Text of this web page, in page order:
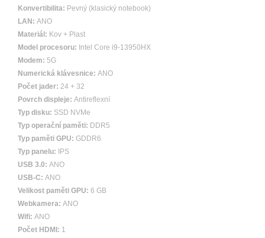
Konvertibilita: Pevný (klasický notebook)
LAN: ANO
Materiál: Kov + Plast
Model procesoru: Intel Core i9-13950HX
Modem: 5G
Numerická klávesnice: ANO
Počet jader: 24 + 32
Povrch displeje: Antireflexní
Typ disku: SSD NVMe
Typ operační paměti: DDR5
Typ paměti GPU: GDDR6
Typ panelu:
IPS
USB 3.0: ANO
USB-C: ANO
Velikost paměti GPU: 6 GB
Webkamera: ANO
Wifi: ANO
Počet HDMI: 1